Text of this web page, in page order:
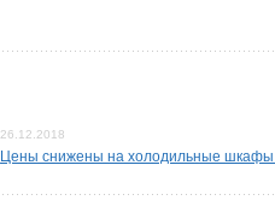
26.12.2018
Цены снижены на холодильные шкафы